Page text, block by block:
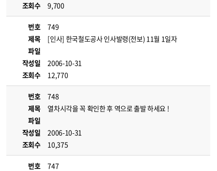
조회수
9,700
번호
749
제목
[인사] 한국철도공사 인사발령(전보) 11월 1일자
파일
작성일
2006-10-31
조회수
12,770
번호
748
제목
열차시각을 꼭 확인한 후 역으로 출발 하세요 !
파일
작성일
2006-10-31
조회수
10,375
번호
747